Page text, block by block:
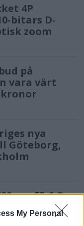
My Personal
4P
bitars D-
zoom
på
vara värt
nya
Göteborg,
F5,6-8
för
natur